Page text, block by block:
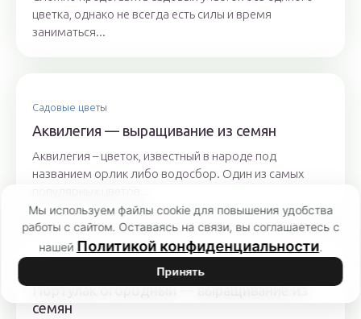
цветка, однако не всегда есть силы и время
заниматься...
Садовые цветы
Аквилегия — выращивание из семян
Аквилегия – цветок, известный в народе под
названием орлик либо водосбор. Один из самых
Портулак огородный — выращивание из
семян
Мы используем файлы cookie для повышения удобства
работы с сайтом. Оставаясь на связи, вы соглашаетесь с
нашей Политикой конфиденциальности.
Принять